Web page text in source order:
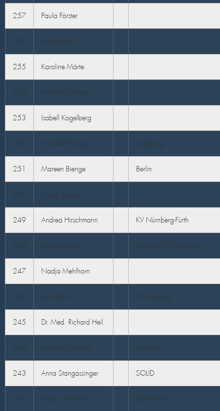
257 Paula Förster
256 Ilka Samietz
255 Karoline Märte
254 Valentine Eutrope
253 Isabell Kogelberg
252 Michelle Prokop Augsburg
251 Mareen Bienge Berlin
250 Ursula Bauer
249 Andrea Hirschmann KV Nürnberg-Fürth
248 Jan Köstering Sprecher KV Oberberg
247 Nadja Mehlhorn
246 Jana Güth KV Duisburg
245 Dr. Med. Richard Heil
244 Johannes Starosta Dresden
243 Anna Stangassinger SOLID
242 Markus Wollina Berlin-Mitte